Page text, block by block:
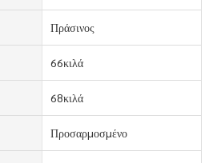
Πράσινος
66κιλά
68κιλά
Προσαρμοσμένο